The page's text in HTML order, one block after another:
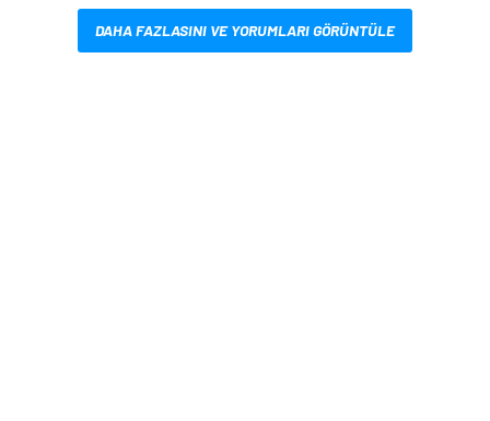
DAHA FAZLASINI VE YORUMLARI GÖRÜNTÜLE